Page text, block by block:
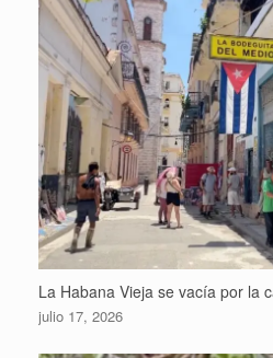
La Habana Vieja se vacía por la
julio 17, 2026